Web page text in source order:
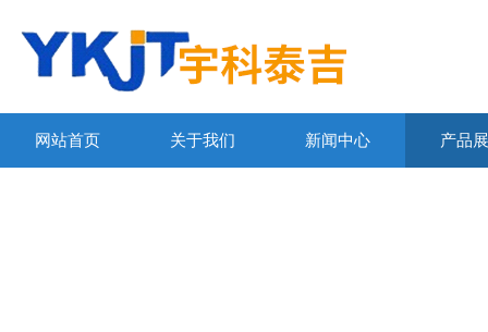
网站首页 关于我们 新闻中心 产品